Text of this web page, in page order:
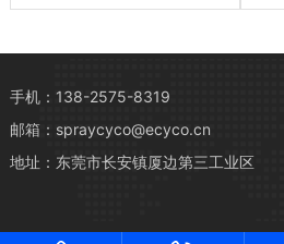
手机：138-2575-8319
邮箱：spraycyco@ecyco.cn
地址：东莞市长安镇厦边第三工业区